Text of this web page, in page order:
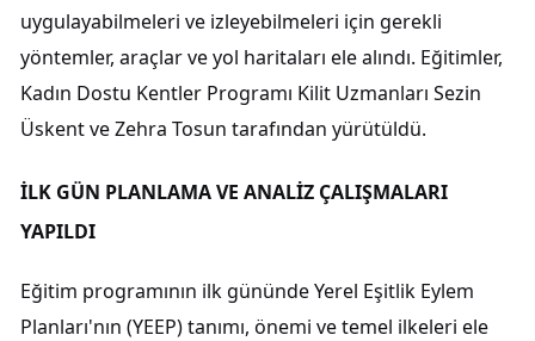
uygulayabilmeleri ve izleyebilmeleri için gerekli
yöntemler, araçlar ve yol haritaları ele alındı. Eğitimler,
Kadın Dostu Kentler Programı Kilit Uzmanları Sezin
Üskent ve Zehra Tosun tarafından yürütüldü.
İLK GÜN PLANLAMA VE ANALİZ ÇALIŞMALARI
YAPILDI
Eğitim programının ilk gününde Yerel Eşitlik Eylem
Planları'nın (YEEP) tanımı, önemi ve temel ilkeleri ele